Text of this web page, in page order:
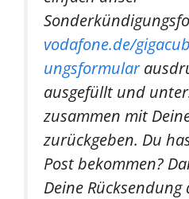
vodafone.de/
ungsformular
ausgefüllt und
zusammen mit
zurückgeben. Du
Post bekommen?
Deine